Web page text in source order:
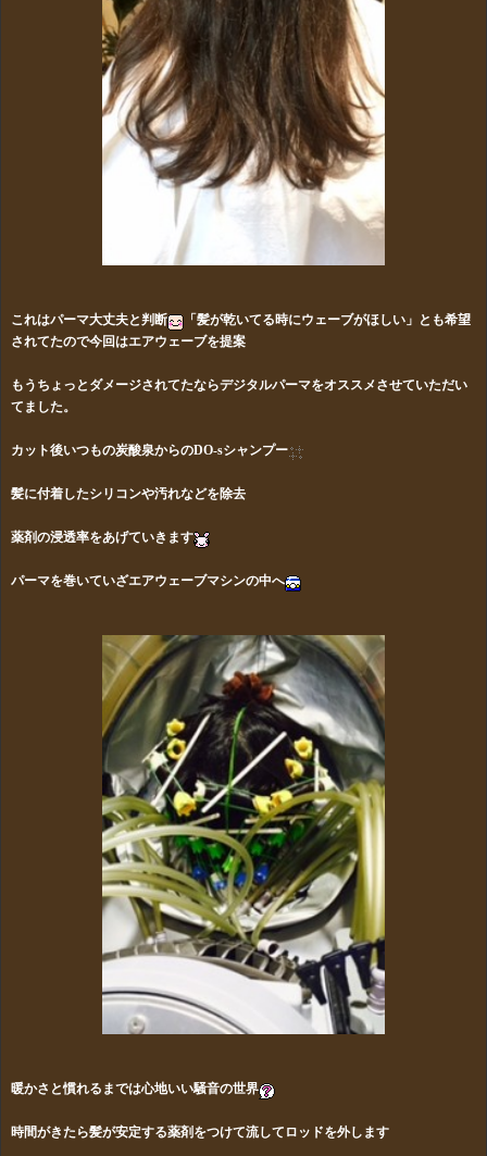
これはパーマ大丈夫と判断
「髪が乾いてる時にウェーブがほしい」とも希望
されてたので今回はエアウェーブを提案
もうちょっとダメージされてたならデジタルパーマをオススメさせていただい
てました。
カット後いつもの炭酸泉からのDO-sシャンプー
髪に付着したシリコンや汚れなどを除去
薬剤の浸透率をあげていきます
パーマを巻いていざエアウェーブマシンの中へ
暖かさと慣れるまでは心地いい騒音の世界
時間がきたら髪が安定する薬剤をつけて流してロッドを外します